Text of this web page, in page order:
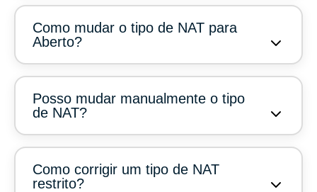
Como mudar o tipo de NAT para
Aberto?
Posso mudar manualmente o tipo
de NAT?
Como corrigir um tipo de NAT
restrito?